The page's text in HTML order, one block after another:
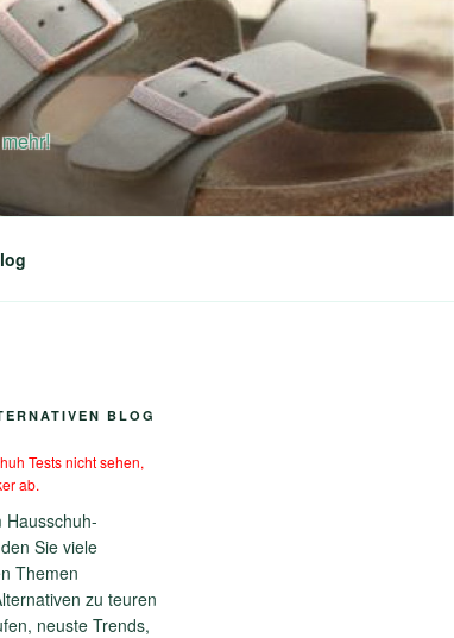
BLOG
Tests nicht sehen,
ab.
Hausschuh-
Sie viele
Themen
zu teuren
neuste Trends,